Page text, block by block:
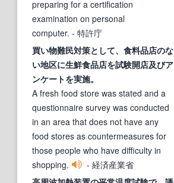
preparing for a certification
examination on personal
computer. - 特許庁
買い物難民対策として、食料品店のな
い地区に生鮮食品店を試験開店及びア
ンケートを実施。
A fresh food store was stated and a
questionnaire survey was conducted
in an area that does not have any
food stores as countermeasures for
those people who have difficulty in
shopping.
- 経済産業省